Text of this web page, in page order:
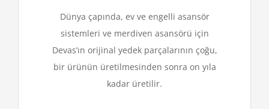
Dünya çapında, ev ve engelli asansör
sistemleri ve merdiven asansörü için
Devas’ın orijinal yedek parçalarının çoğu,
bir ürünün üretilmesinden sonra on yıla
kadar üretilir.